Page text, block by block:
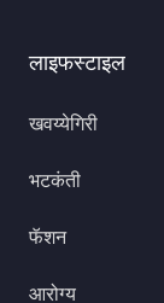
लाइफस्टाइल
खवय्येगिरी
भटकंती
फॅशन
आरोग्य